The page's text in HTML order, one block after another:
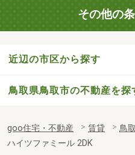
その他の
近辺の市区から探す
鳥取県鳥取市の不動産を探
goo住宅・不動産 賃貸 鳥
ハイツファミール 2DK